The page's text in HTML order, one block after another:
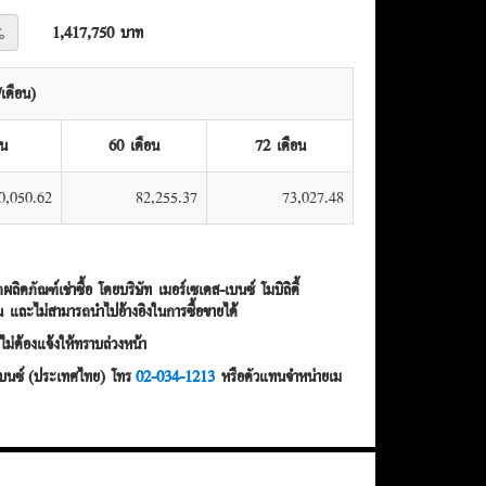
1,417,750 บาท
ดือน)
60 เดือน
72 เดือน
82,255.37 73,027.48
ลิตภัณฑ์เช่าซื้อ โดยบริษัท เมอร์เซเดส-เบนซ์ โมบิลิตี้
ะไม่สามารถนำไปอ้างอิงในการซื้อขายได้
ต้องแจ้งให้ทราบล่วงหน้า
นซ์ (ประเทศไทย) โทร02-034-1213 หรือตัวแทนจำหน่ายเม